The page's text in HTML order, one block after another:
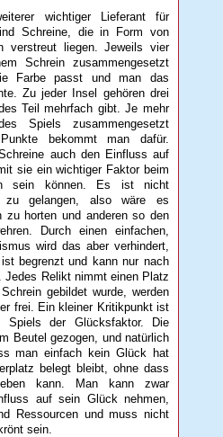
wichtiger Lieferant für
Schreine, die in Form von
verstreut liegen. Jeweils vier
Schrein zusammengesetzt
Farbe passt und man das
Zu jeder Insel gehören drei
Teil mehrfach gibt. Je mehr
Spiels zusammengesetzt
bekommt man dafür.
auch den Einfluss auf
sie ein wichtiger Faktor beim
sein können. Es ist nicht
zu gelangen, also wäre es
zu horten und anderen so den
Durch einen einfachen,
wird das aber verhindert,
begrenzt und kann nur nach
Jedes Relikt nimmt einen Platz
gebildet wurde, werden
frei. Ein kleiner Kritikpunkt ist
Spiels der Glücksfaktor. Die
Beutel gezogen, und natürlich
man einfach kein Glück hat
belegt bleibt, ohne dass
kann. Man kann zwar
auf sein Glück nehmen,
Ressourcen und muss nicht
sein.